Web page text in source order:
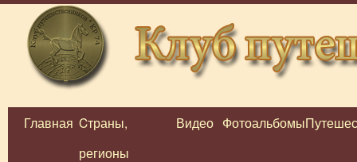
Перейти
Главная Cтраны,
регионы
Видео Фотоальбомы